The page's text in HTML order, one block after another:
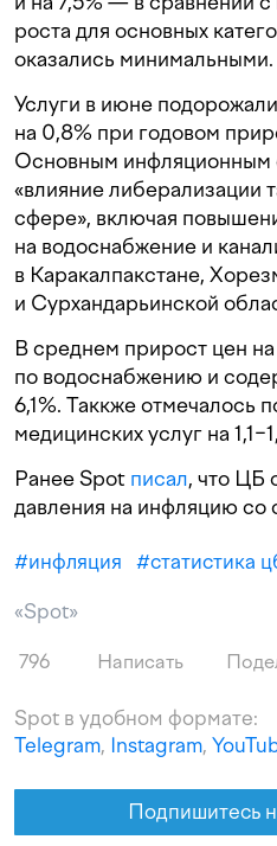
роста для основных
оказались минимальными.
Услуги в июне
на 0,8% при годовом
Основным инфляционным
«влияние либерализации
сфере», включая
на водоснабжение и
в Каракалпакстане,
и Сурхандарьинской
В среднем прирост цен на
по водоснабжению и
6,1%. Таккже отмечалось
медицинских услуг на
Ранее Spot писал, что ЦБ
давления на инфляцию со
#инфляция #статистика
«Spot»
796 Написать
Spot в удобном формате:
Telegram, Instagram,
Подпишитесь